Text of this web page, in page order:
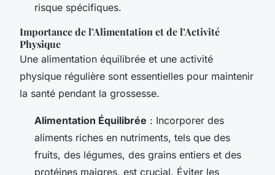
risque spécifiques.
Importance de l’Alimentation et de l’Activité
Physique
Une alimentation équilibrée et une activité
physique régulière sont essentielles pour maintenir
la santé pendant la grossesse.
Alimentation Équilibrée : Incorporer des
aliments riches en nutriments, tels que des
fruits, des légumes, des grains entiers et des
protéines maigres, est crucial. Éviter les